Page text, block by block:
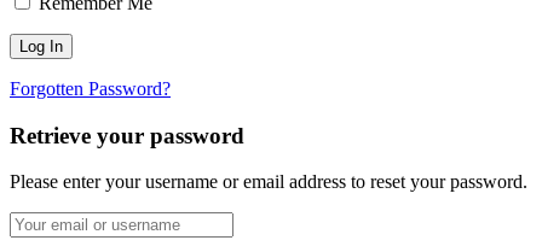
Forgotten Password?
Retrieve your password
Please enter your username or email address to reset your password.